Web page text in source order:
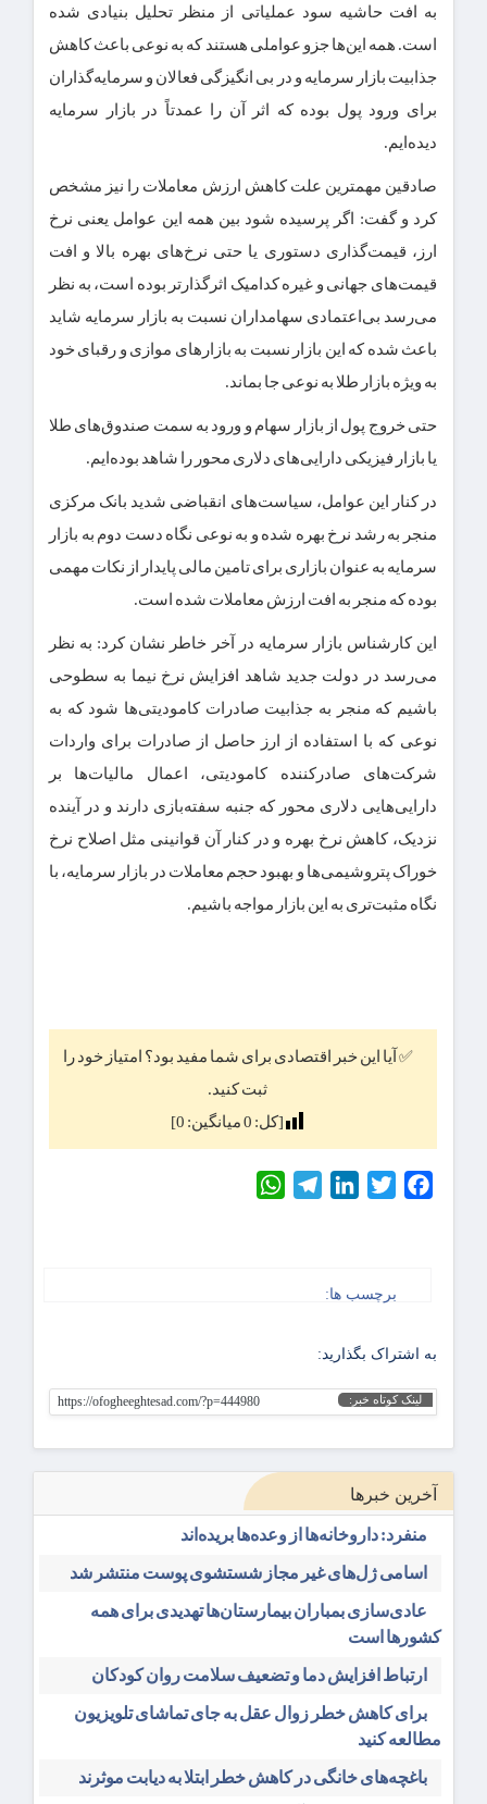
به افت حاشیه سود عملیاتی از منظر تحلیل بنیادی شده
است. همه این‌ها جزو عواملی هستند که به نوعی باعث کاهش
جذابیت بازار سرمایه و در بی انگیزگی فعالان و سرمایه‌گذاران
برای ورود پول بوده که اثر آن را عمدتاً در بازار سرمایه
دیده‌ایم.
صادقین مهمترین علت کاهش ارزش معاملات را نیز مشخص
کرد و گفت: اگر پرسیده شود بین همه این عوامل یعنی نرخ
ارز، قیمت‌گذاری دستوری یا حتی نرخ‌های بهره بالا و افت
قیمت‌های جهانی و غیره کدامیک اثرگذارتر بوده است، به نظر
می‌رسد بی‌اعتمادی سهامداران نسبت به بازار سرمایه شاید
باعث شده که این بازار نسبت به بازارهای موازی و رقبای خود
به ویژه بازار طلا به نوعی جا بماند.
حتی خروج پول از بازار سهام و ورود به سمت صندوق‌های طلا
یا بازار فیزیکی دارایی‌های دلاری محور را شاهد بوده‌ایم.
در کنار این عوامل، سیاست‌های انقباضی شدید بانک مرکزی
منجر به رشد نرخ بهره شده و به نوعی نگاه دست دوم به بازار
سرمایه به عنوان بازاری برای تامین مالی پایدار از نکات مهمی
بوده که منجر به افت ارزش معاملات شده است.
این کارشناس بازار سرمایه در آخر خاطر نشان کرد: به نظر
می‌رسد در دولت جدید شاهد افزایش نرخ نیما به سطوحی
باشیم که منجر به جذابیت صادرات کامودیتی‌ها شود که به
نوعی که با استفاده از ارز حاصل از صادرات برای واردات
شرکت‌های صادرکننده کامودیتی، اعمال مالیات‌ها بر
دارایی‌هایی دلاری محور که جنبه سفته‌بازی دارند و در آینده
نزدیک، کاهش نرخ بهره و در کنار آن قوانینی مثل اصلاح نرخ
خوراک پتروشیمی‌ها و بهبود حجم معاملات در بازار سرمایه، با
نگاه مثبت‌تری به این بازار مواجه باشیم.
✅ آیا این خبر اقتصادی برای شما مفید بود؟ امتیاز خود را
ثبت کنید.
[کل: 0میانگین: 0
]
Facebook
Twitter
LinkedIn
Telegram
برچسب ها:
به اشتراک بگذارید:
لینک کوتاه خبر: https://ofogheeghtesad.com/?p=444980
آخرین خبرها
منفرد: داروخانه‌ها از وعده‌ها بریده‌اند
اسامی ژل‌های غیر مجاز شستشوی پوست منتشر شد
عادی‌سازی بمباران بیمارستان‌ها تهدیدی برای همه
کشورها است
ارتباط افزایش دما و تضعیف سلامت روان کودکان
برای کاهش خطر زوال عقل به جای تماشای تلویزیون
مطالعه کنید
باغچه‌های خانگی در کاهش خطر ابتلا به دیابت موثرند